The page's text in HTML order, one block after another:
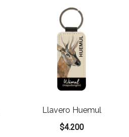
Llavero Huemul
$4.200